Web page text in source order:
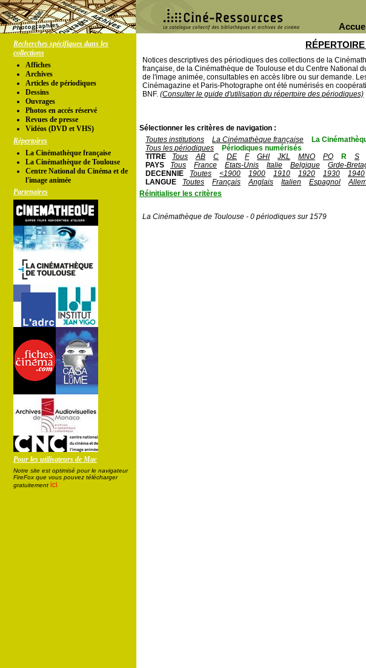
Recherches spécifiques dans les
collections
Affiches
Archives
Articles de périodiques
Dessins
Ouvrages
Photos en accés réservé
Revues de presse
Vidéos (DVD et VHS)
Répertoires
La Cinémathèque française
La Cinémathèque de Toulouse
Centre National du Cinéma et de
l'image animée
Partenaires
Pour les utilisateurs de Mac
Notre site est optimisé pour le navigateur
FireFox que vous pouvez télécharger
gratuitement ici
Notices descriptives des périodiques des collections de la
française, de la Cinémathèque de Toulouse et du Centre National
de l'image animée, consultables en accès libre ou sur demande.
Cinémagazine et Paris-Photographe ont été numérisés en
BNF. (Consulter le guide d'utilisation du répertoire des périodiques)
Sélectionner les critères de navigation :
Toutes institutions
La Cinémathèque française La
Tous les périodiques
Périodiques numérisés
TITRE
Tous AB C DE F GHI JKL MNO PQ R S
PAYS
Tous France Etats-Unis Italie Belgique Grde-
DECENNIE
Toutes <1900 1900 1910 1920 1930 1940
LANGUE
Toutes Français Anglais Italien Espagnol
Réinitialiser les critères
La Cinémathèque de Toulouse - 0 périodiques sur 1579